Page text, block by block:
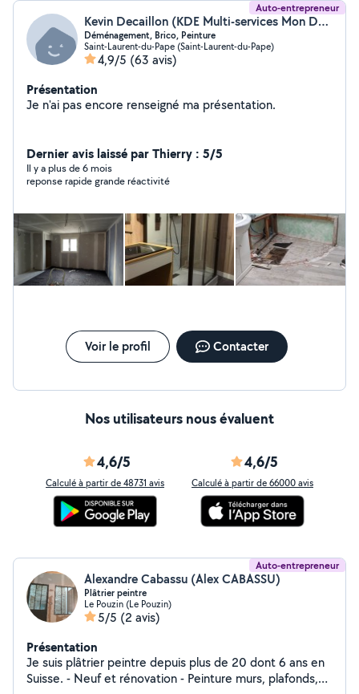
Auto-entrepreneur
Kevin Decaillon (KDE Multi-services Mon Déménagement Facile)
Déménagement, Brico, Peinture
Saint-Laurent-du-Pape (Saint-Laurent-du-Pape)
4,9/5 (63 avis)
Présentation
Je n'ai pas encore renseigné ma présentation.
Dernier avis laissé par Thierry : 5/5
Il y a plus de 6 mois
reponse rapide grande réactivité
Voir le profil Contacter
Nos utilisateurs nous évaluent
4,6/5
Calculé à partir de 48731 avis
4,6/5
Calculé à partir de 66000 avis
Auto-entrepreneur
Alexandre Cabassu (Alex CABASSU)
Plâtrier peintre
Le Pouzin (Le Pouzin)
5/5 (2 avis)
Présentation
Je suis plâtrier peintre depuis plus de 20 dont 6 ans en
Suisse. - Neuf et rénovation - Peinture murs, plafonds,